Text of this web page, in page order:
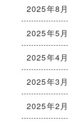
2025年8月
2025年5月
2025年4月
2025年3月
2025年2月